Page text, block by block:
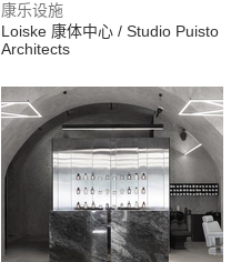
康乐设施
Loiske 康体中心 / Studio Puisto
Architects